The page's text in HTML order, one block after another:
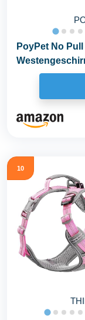
PoyPet No
einfachem...
10